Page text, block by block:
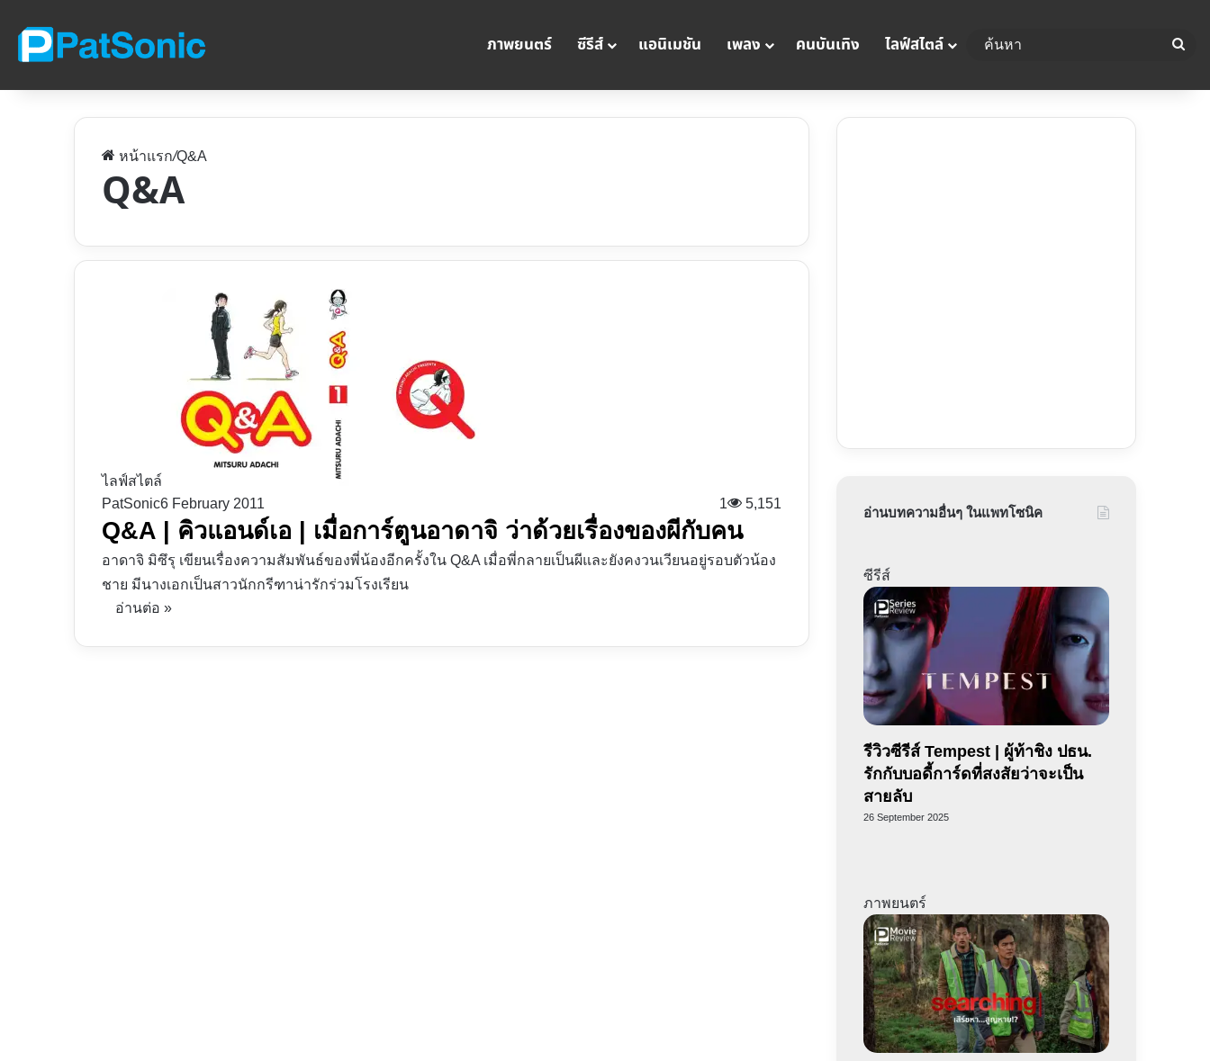
ภาพยนตร์ ซีรีส์ แอนิเมชัน เพลง คนบันเทิง ไลฟ์สไตล์
หน้าแรก/Q&A
Q&A
ไลฟ์สไตล์
PatSonic6 February 2011 1 5,151
Q&A | คิวแอนด์เอ | เมื่อการ์ตูนอาดาจิ ว่าด้วยเรื่องของผีกับคน
อาดาจิ มิซึรุ เขียนเรื่องความสัมพันธ์ของพี่น้องอีกครั้งใน Q&A เมื่อพี่กลายเป็นผีและยังคงวนเวียนอยู่รอบตัวน้อง
ชาย มีนางเอกเป็นสาวนักกรีฑาน่ารักร่วมโรงเรียน
อ่านต่อ »
อ่านบทความอื่นๆ ในแพทโซนิค
ซีรีส์
รีวิวซีรีส์ Tempest | ผู้ท้าชิง ปธน.
รักกับบอดี้การ์ดที่สงสัยว่าจะเป็น
สายลับ
26 September 2025
ภาพยนตร์